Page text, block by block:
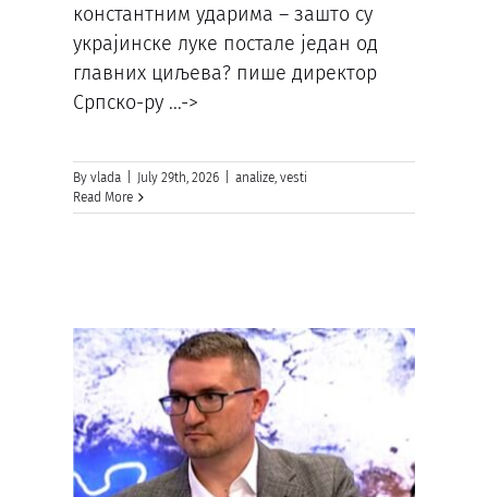
константним ударима – зашто су
украјинске луке постале један од
главних циљева? пише директор
Српско-ру ...->
By vlada July 29th, 2026 analize, vesti
Read More